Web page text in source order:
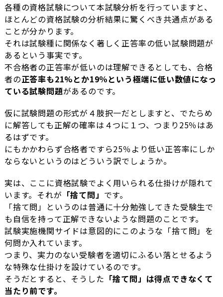
各種の資格試験について本試験分析を行っていますと、
ほとんどの資格試験の分析結果に驚くべき共通点がある
ことが分かります。
それは試験種に関係なく著しく正答率の低い試験問題が
あるという事実です。
不合格者の正答率が低いのは理解できるとしても、合格
者の正答率も21%とか19％という極端に低い数値になっ
ている試験問題があるのです。
仮に試験問題の形式が４肢択一だとしますと、でたらめ
に解答しても正解の確率は４つに１つ、つまり25％はあ
るはずです。
にもかかわらず合格者ですら25％より低い正答率にしか
ならないというのはどういう訳でしょうか。
実は、ここに資格試験でよく用いられる仕掛けが隠れて
います。それが 「捨て問」 です。
「捨て問」というのは普通に十分勉強してきた受験生で
も自信を持って正解できないような問題のことです。
試験実施機関サイドは意図的にこのような「捨て問」を
何問か入れています。
つまり、実力のない受験者を適切にふるい落とせるよう
な特殊な仕掛けを設けているのです。
そうだとすると、そうした 「捨て問」は得点できなくて
当たり前です。